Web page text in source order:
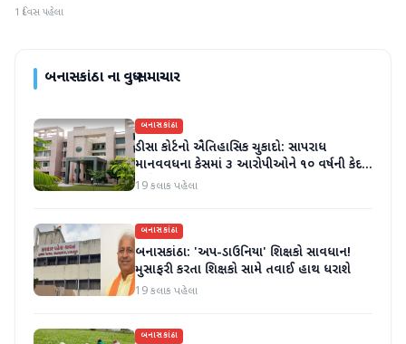
1 દિવસ પહેલા
બનાસકાંઠાના વધુ સમાચાર
બનાસકાંઠા
ડીસા કોર્ટનો ઐતિહાસિક ચુકાદો: સાપરાધ
માનવવધના કેસમાં ૩ આરોપીઓને ૧૦ વર્ષની કેદ
અને ૬ લાખનો દંડ
19 કલાક પહેલા
બનાસકાંઠા
બનાસકાંઠા: 'અપ-ડાઉનિયા' શિક્ષકો સાવધાન!
મુસાફરી કરતા શિક્ષકો સામે તવાઈ હાથ ધરાશે
19 કલાક પહેલા
બનાસકાંઠા